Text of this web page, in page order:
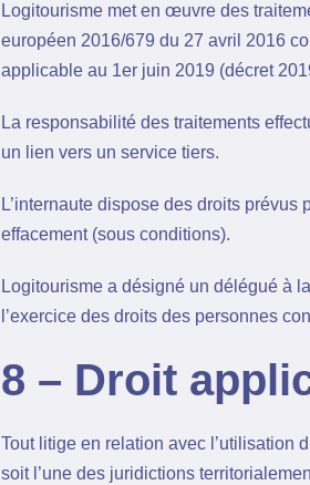
Logitourisme met en œuvre des
européen 2016/679 du 27 avril 2016
applicable au 1er juin 2019 (décret
La responsabilité des traitements
un lien vers un service tiers.
L’internaute dispose des droits
effacement (sous conditions).
Logitourisme a désigné un délégué à
l’exercice des droits des personnes
8 – Droit
Tout litige en relation avec l’utilisation
soit l’une des juridictions